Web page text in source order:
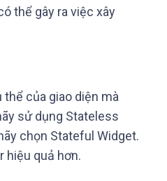
thể gây ra việc xây
của giao diện mà
sử dụng Stateless
chọn Stateful Widget.
hiệu quả hơn.